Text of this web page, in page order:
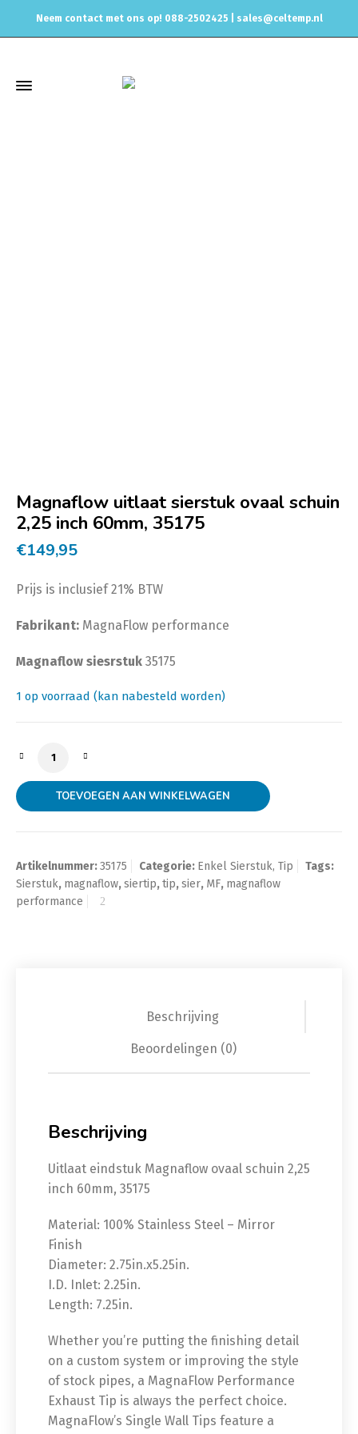
Neem contact met ons op! 088-2502425 | sales@celtemp.nl
Magnaflow uitlaat sierstuk ovaal schuin
2,25 inch 60mm, 35175
€149,95
Prijs is inclusief 21% BTW
Fabrikant: MagnaFlow performance
Magnaflow siesrstuk 35175
1 op voorraad (kan nabesteld worden)
Magnaflow uitlaat sierstuk ovaal schuin 2,25 inch
TOEVOEGEN AAN WINKELWAGEN
Artikelnummer:35175 Categorie: Enkel Sierstuk, Tip
Tags:
Sierstuk, magnaflow,siertip,tip,sier, MF, magnaflow
performance
Beschrijving
Beoordelingen (0)
Beschrijving
Uitlaat eindstuk Magnaflow ovaal schuin 2,25
inch 60mm, 35175
Material: 100% Stainless Steel – Mirror
Finish
Diameter: 2.75in.x5.25in.
I.D. Inlet: 2.25in.
Length: 7.25in.
Whether you’re putting the finishing detail
on a custom system or improving the style
of stock pipes, a MagnaFlow Performance
Exhaust Tip is always the perfect choice.
MagnaFlow’s Single Wall Tips feature a